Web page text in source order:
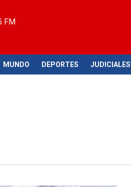
FM
MUNDO DEPORTES JUDICIALES